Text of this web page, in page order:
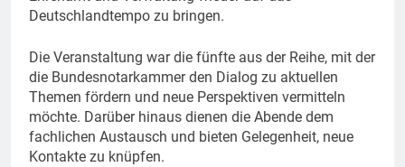
Deutschlandtempo zu bringen.
Die Veranstaltung war die fünfte aus der Reihe, mit der
die Bundesnotarkammer den Dialog zu aktuellen
Themen fördern und neue Perspektiven vermitteln
möchte. Darüber hinaus dienen die Abende dem
fachlichen Austausch und bieten Gelegenheit, neue
Kontakte zu knüpfen.